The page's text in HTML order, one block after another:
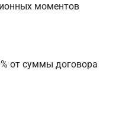
моментов
от суммы договора